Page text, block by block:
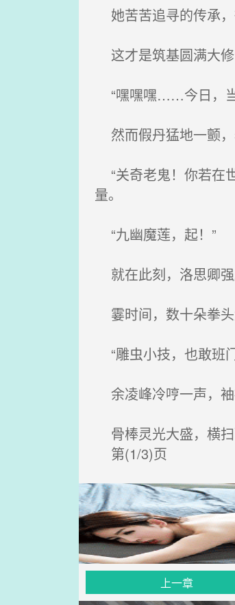
她苦苦追寻的传承，
这才是筑基圆满大修
“嘿嘿嘿……今日，当
然而假丹猛地一颤，
“关奇老鬼！你若在
量。
“九幽魔莲，起！”
就在此刻，洛思卿强
霎时间，数十朵拳头
“雕虫小技，也敢班
余凌峰冷哼一声，袖
骨棒灵光大盛，横扫
第(1/3)页
上一章